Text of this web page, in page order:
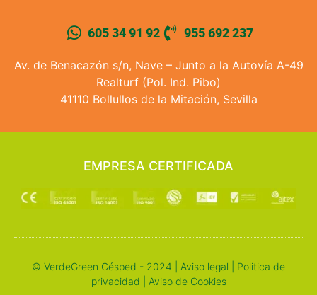
605 34 91 92 955 692 237
Av. de Benacazón s/n, Nave – Junto a la Autovía A-49
Realturf (Pol. Ind. Pibo)
41110 Bollullos de la Mitación, Sevilla
EMPRESA CERTIFICADA
© VerdeGreen Césped - 2024 | Aviso legal
Politica de
privacidad
Aviso de Cookies